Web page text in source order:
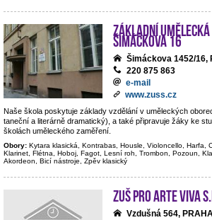
Základní umělecká
Šimáčkova 16
Šimáckova 1452/16,
220 875 863
e-mail
www.zuss.cz
Naše škola poskytuje základy vzdělání v uměleckých
taneční a literárně dramatický), a také připravuje žáky ke
školách uměleckého zaměření.
Obory: Kytara klasická, Kontrabas, Housle, Violoncello, Harfa,
Klarinet, Flétna, Hoboj, Fagot, Lesní roh, Trombon, Pozoun,
Akordeon, Bicí nástroje, Zpěv klasický
ZUŠ PRO ARTE VIVA
Vzdušná 564,